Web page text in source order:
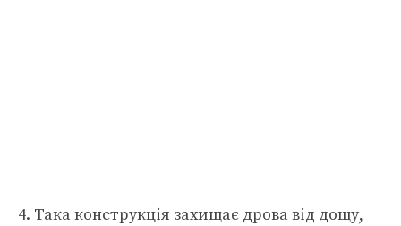
4. Така конструкція захищає дрова від дощу,